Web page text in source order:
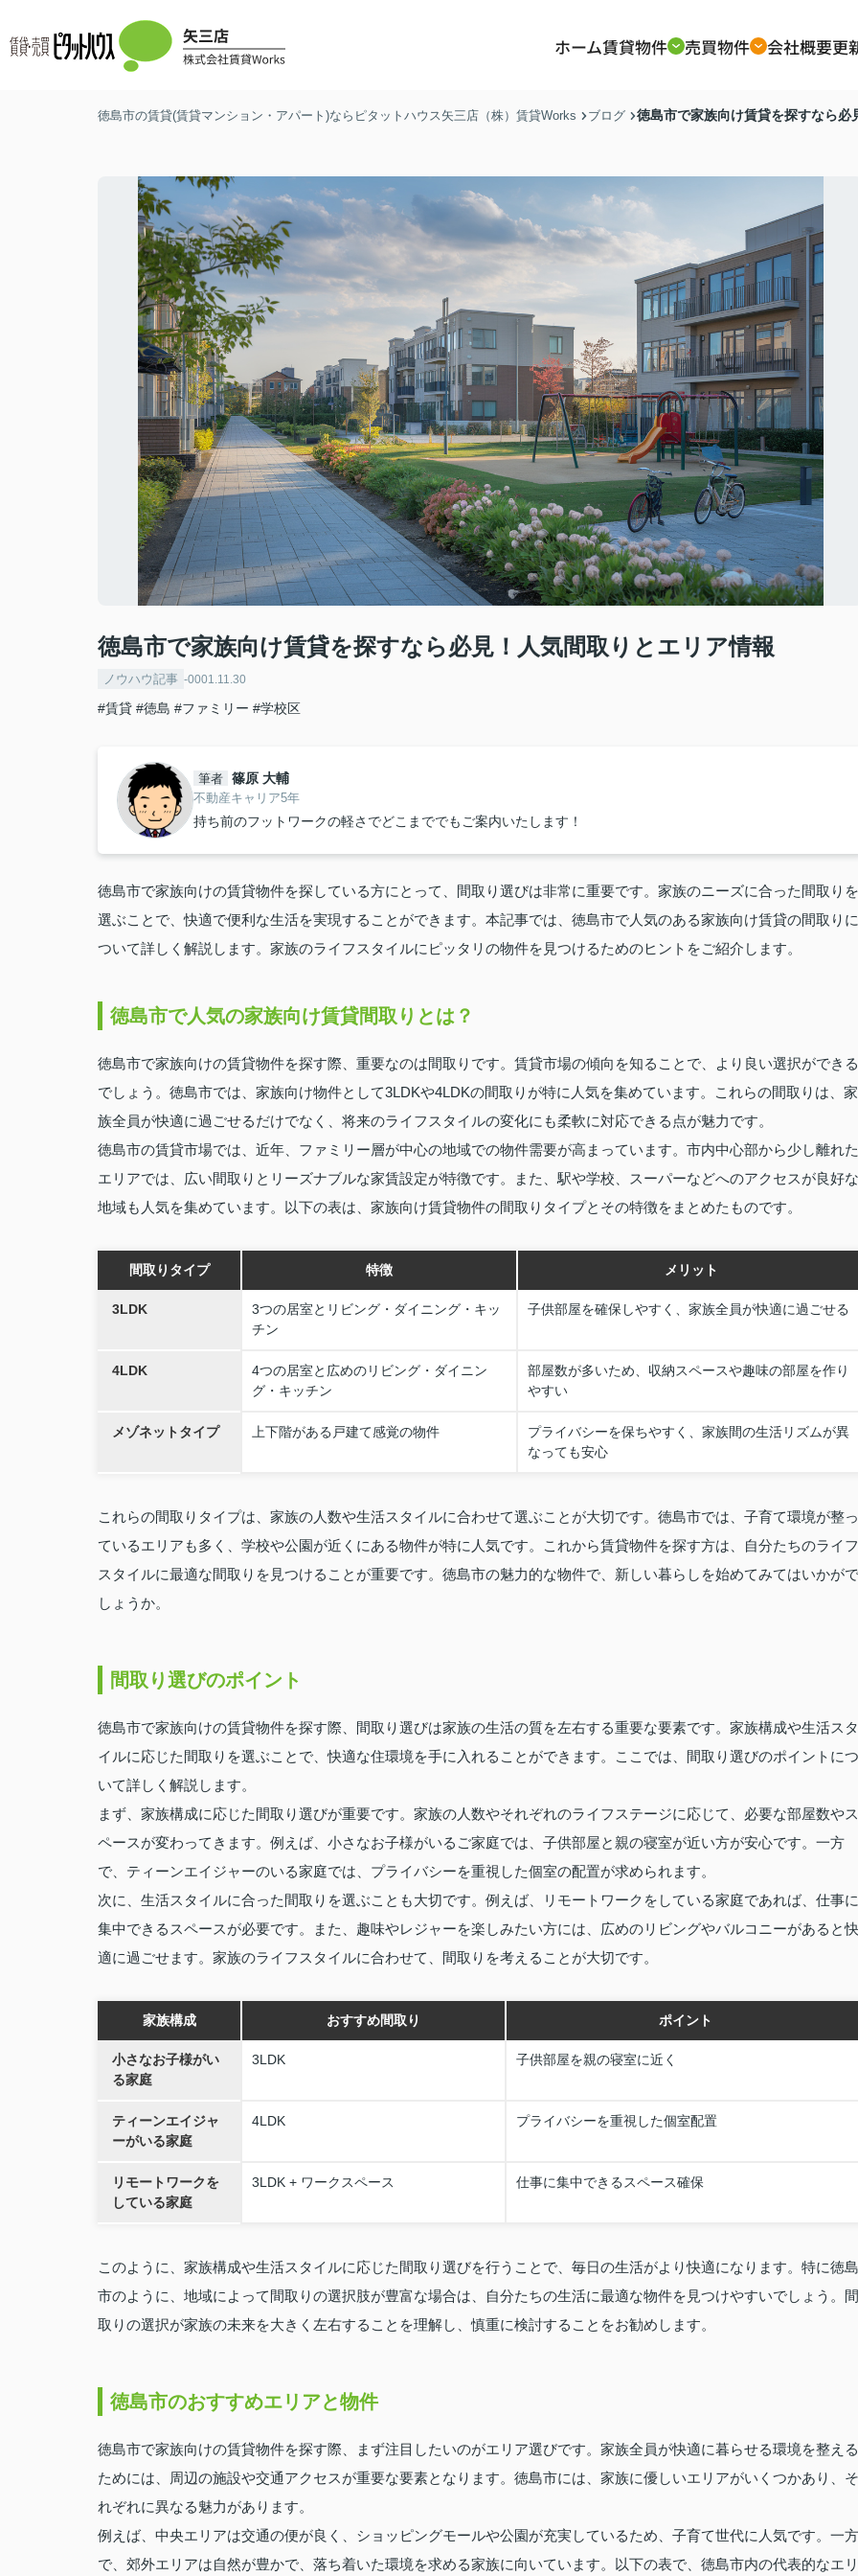
ホーム賃貸物件 売買物件 会社概要更
徳島市の賃貸(賃貸マンション・アパート)ならピタットハウス矢三店（株）賃貸Works ブログ 徳島市で家族向け賃貸を探すなら必
徳島市で家族向け賃貸を探すなら必見！人気間取りとエリア情報
ノウハウ記事 -0001.11.30
#賃貸 #徳島 #ファミリー #学校区
筆者 篠原 大輔
不動産キャリア5年
持ち前のフットワークの軽さでどこまででもご案内いたします！
徳島市で家族向けの賃貸物件を探している方にとって、間取り選びは非常に重要です。家族のニーズに合った間取りを
選ぶことで、快適で便利な生活を実現することができます。本記事では、徳島市で人気のある家族向け賃貸の間取りに
ついて詳しく解説します。家族のライフスタイルにピッタリの物件を見つけるためのヒントをご紹介します。
徳島市で人気の家族向け賃貸間取りとは？
徳島市で家族向けの賃貸物件を探す際、重要なのは間取りです。賃貸市場の傾向を知ることで、より良い選択ができる
でしょう。徳島市では、家族向け物件として3LDKや4LDKの間取りが特に人気を集めています。これらの間取りは、家
族全員が快適に過ごせるだけでなく、将来のライフスタイルの変化にも柔軟に対応できる点が魅力です。
徳島市の賃貸市場では、近年、ファミリー層が中心の地域での物件需要が高まっています。市内中心部から少し離れた
エリアでは、広い間取りとリーズナブルな家賃設定が特徴です。また、駅や学校、スーパーなどへのアクセスが良好な
地域も人気を集めています。以下の表は、家族向け賃貸物件の間取りタイプとその特徴をまとめたものです。
間取りタイプ 特徴 メリット
3LDK
3つの居室とリビング・ダイニング・キッ
チン
子供部屋を確保しやすく、家族全員が快適に過ごせる
4LDK
4つの居室と広めのリビング・ダイニン
グ・キッチン
部屋数が多いため、収納スペースや趣味の部屋を作り
やすい
メゾネットタイプ 上下階がある戸建て感覚の物件
プライバシーを保ちやすく、家族間の生活リズムが異
なっても安心
これらの間取りタイプは、家族の人数や生活スタイルに合わせて選ぶことが大切です。徳島市では、子育て環境が整っ
ているエリアも多く、学校や公園が近くにある物件が特に人気です。これから賃貸物件を探す方は、自分たちのライフ
スタイルに最適な間取りを見つけることが重要です。徳島市の魅力的な物件で、新しい暮らしを始めてみてはいかがで
しょうか。
間取り選びのポイント
徳島市で家族向けの賃貸物件を探す際、間取り選びは家族の生活の質を左右する重要な要素です。家族構成や生活スタ
イルに応じた間取りを選ぶことで、快適な住環境を手に入れることができます。ここでは、間取り選びのポイントにつ
いて詳しく解説します。
まず、家族構成に応じた間取り選びが重要です。家族の人数やそれぞれのライフステージに応じて、必要な部屋数やス
ペースが変わってきます。例えば、小さなお子様がいるご家庭では、子供部屋と親の寝室が近い方が安心です。一方
で、ティーンエイジャーのいる家庭では、プライバシーを重視した個室の配置が求められます。
次に、生活スタイルに合った間取りを選ぶことも大切です。例えば、リモートワークをしている家庭であれば、仕事に
集中できるスペースが必要です。また、趣味やレジャーを楽しみたい方には、広めのリビングやバルコニーがあると快
適に過ごせます。家族のライフスタイルに合わせて、間取りを考えることが大切です。
家族構成 おすすめ間取り ポイント
小さなお子様がい
る家庭
3LDK 子供部屋を親の寝室に近く
ティーンエイジャ
ーがいる家庭
4LDK プライバシーを重視した個室配置
リモートワークを
している家庭
3LDK + ワークスペース 仕事に集中できるスペース確保
このように、家族構成や生活スタイルに応じた間取り選びを行うことで、毎日の生活がより快適になります。特に徳島
市のように、地域によって間取りの選択肢が豊富な場合は、自分たちの生活に最適な物件を見つけやすいでしょう。間
取りの選択が家族の未来を大きく左右することを理解し、慎重に検討することをお勧めします。
徳島市のおすすめエリアと物件
徳島市で家族向けの賃貸物件を探す際、まず注目したいのがエリア選びです。家族全員が快適に暮らせる環境を整える
ためには、周辺の施設や交通アクセスが重要な要素となります。徳島市には、家族に優しいエリアがいくつかあり、そ
れぞれに異なる魅力があります。
例えば、中央エリアは交通の便が良く、ショッピングモールや公園が充実しているため、子育て世代に人気です。一方
で、郊外エリアは自然が豊かで、落ち着いた環境を求める家族に向いています。以下の表で、徳島市内の代表的なエリ